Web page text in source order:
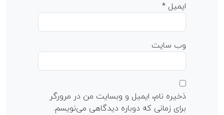
ایمیل*
وب‌ سایت
ذخیره نام، ایمیل و وبسایت من در مرورگر
برای زمانی که دوباره دیدگاهی می‌نویسم.